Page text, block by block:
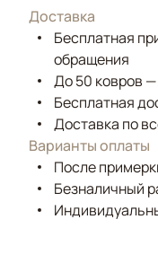
Доставка
Бесплатная
обращения
До 50 ковров —
Бесплатная
Доставка по
Варианты оплаты
После
Безналичный